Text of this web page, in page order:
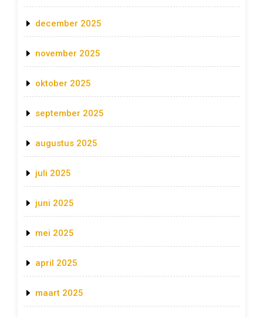
december 2025
november 2025
oktober 2025
september 2025
augustus 2025
juli 2025
juni 2025
mei 2025
april 2025
maart 2025